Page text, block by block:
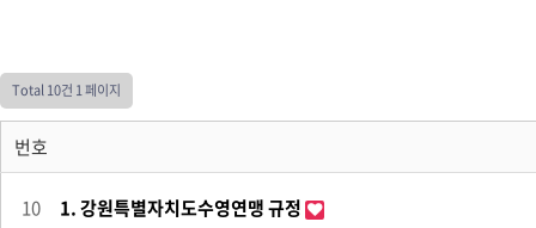
Total 10건 1 페이지
번호
10 1. 강원특별자치도수영연맹 규정